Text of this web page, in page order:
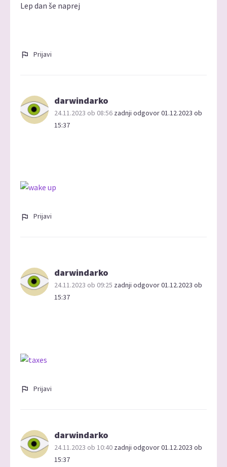
Lep dan še naprej
Prijavi
darwindarko
24.11.2023 ob 08:56 zadnji odgovor 01.12.2023 ob
15:37
Prijavi
darwindarko
24.11.2023 ob 09:25 zadnji odgovor 01.12.2023 ob
15:37
Prijavi
darwindarko
24.11.2023 ob 10:40 zadnji odgovor 01.12.2023 ob
15:37